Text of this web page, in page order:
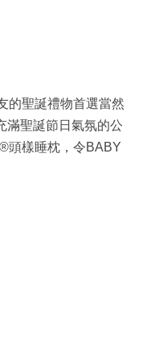
的聖誕禮物首選當然
滿聖誕節日氣氛的公
頭樣睡枕，令BABY